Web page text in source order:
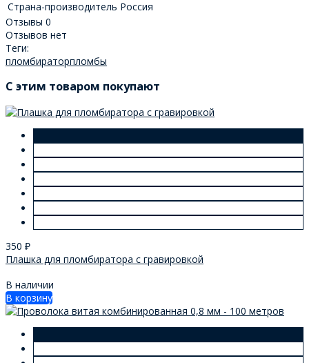
Страна-производитель Россия
Отзывы 0
Отзывов нет
Теги:
пломбираторпломбы
C этим товаром покупают
350 ₽
Плашка для пломбиратора с гравировкой
В наличии
В корзину